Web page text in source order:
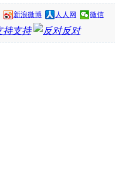
新浪微博 人人网 微信
支持 反对